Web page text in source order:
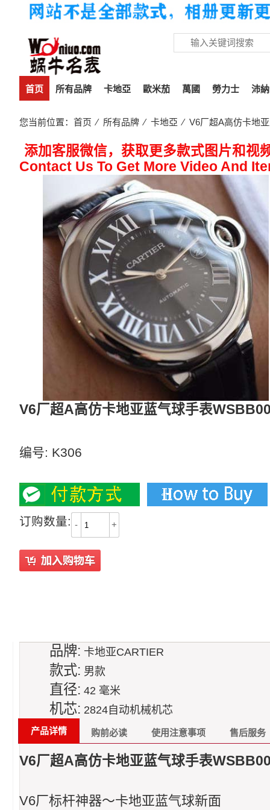
首页 所有品牌 卡地亞 歐米茄 萬國 勞力士 沛
您当前位置： 首页 ⁄ 所有品牌 ⁄ 卡地亞 ⁄ V6厂超A高仿卡地
添加客服微信，获取更多款式图片和视
Contact Us To Get More Video And
V6厂超A高仿卡地亚蓝气球手表
编号: K306
订购数量: - +
品牌: 卡地亚CARTIER
款式: 男款
直径: 42 毫米
机芯: 2824自动机械机芯
产品详情 购前必读 使用注意事项 售后服务
V6厂超A高仿卡地亚蓝气球手表
V6厂标杆神器～卡地亚蓝气球新面